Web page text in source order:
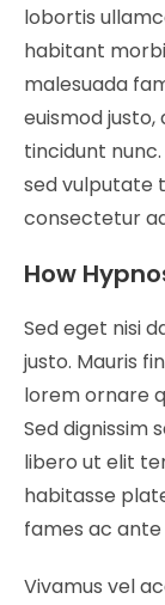
lobortis
habitant
malesuada
euismod justo,
tincidunt
sed vulputate
consectetur
How
Sed eget nisi
justo. Mauris
lorem ornare
Sed dignissim
libero ut elit
habitasse
fames ac ante
Vivamus vel